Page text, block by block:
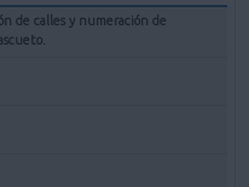
de calles y numeración de